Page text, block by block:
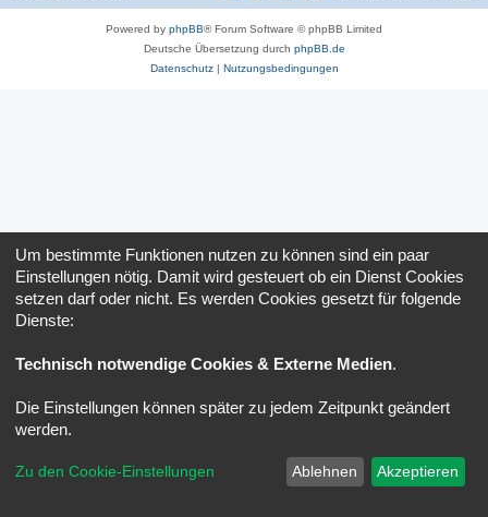
Powered by phpBB® Forum Software © phpBB Limited
Deutsche Übersetzung durch phpBB.de
Datenschutz| Nutzungsbedingungen
Um bestimmte Funktionen nutzen zu können sind ein paar
Einstellungen nötig. Damit wird gesteuert ob ein Dienst Cookies
setzen darf oder nicht. Es werden Cookies gesetzt für folgende
Dienste:
Technisch notwendige Cookies & Externe Medien.
Die Einstellungen können später zu jedem Zeitpunkt geändert
werden.
Zu den Cookie-Einstellungen Ablehnen Akzeptieren